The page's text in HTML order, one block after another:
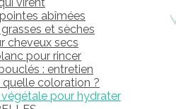
abîmées
et sèches
cheveux secs
pour rincer
: entretien
quelle coloration ?
végétale pour hydrater